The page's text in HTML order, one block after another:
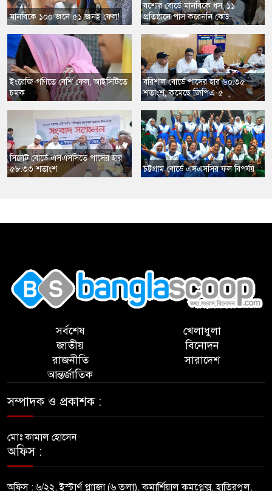
মানবিকে ১০০ জনে ৫১ জনই ফেল!
ইংরেজি-গণিতে বেশি ফেল, আইসিটিতে
চমক
সিলেট বোর্ডে এসএসসিতে পাসের হার
৫৮.৩৩ শতাংশ
যশোর বোর্ডে মানবিকে ধস, ১১
প্রতিষ্ঠানে পাস করেননি কেউ
বরিশাল বোর্ডে পাসের হার ৬০.৩৫
শতাংশ, কমেছে জিপিএ-৫
চট্টগ্রাম বোর্ডে এসএসসির ফল বিপর্যয়
সর্বশেষ
জাতীয়
রাজনীতি
আন্তর্জাতিক
খেলাধুলা
বিনোদন
সারাদেশ
সম্পাদক ও প্রকাশক :
মোঃ কামাল হোসেন
অফিস :
অফিস : ৬/২২, ইস্টার্ণ প্লাাজা (৬ তলা), কমার্শিয়াল কমপ্লেক্স, হাতিরপুল,